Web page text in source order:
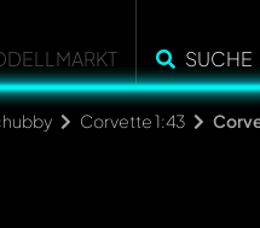
SUCHE
Corvette 1:43